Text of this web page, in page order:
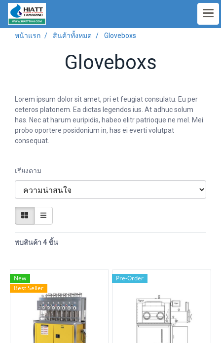
หน้าแรก สินค้าทั้งหมด Gloveboxs
Gloveboxs
Lorem ipsum dolor sit amet, pri et feugiat consulatu. Eu per
ceteros platonem. Ea dictas legendos ius. At adhuc solum
has. Nec at harum euripidis, habeo elitr patrioque ne mel. Mei
probo oportere posidonium in, has ei everti volutpat
consequat.
เรียงตาม
พบสินค้า 4 ชิ้น
New
Best Seller
Pre-Order